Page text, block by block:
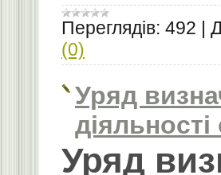
Переглядів: 492 |
(0)
Уряд
діяльності
Уряд